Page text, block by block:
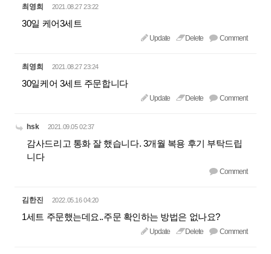
최영희 2021.08.27 23:22
30일 케어3세트
Update Delete Comment
최영희 2021.08.27 23:24
30일케어 3세트 주문합니다
Update Delete Comment
hsk 2021.09.05 02:37
감사드리고 통화 잘 했습니다. 3개월 복용 후기 부탁드립
니다
Comment
김한진 2022.05.16 04:20
1세트 주문했는데요..주문 확인하는 방법은 없나요?
Update Delete Comment